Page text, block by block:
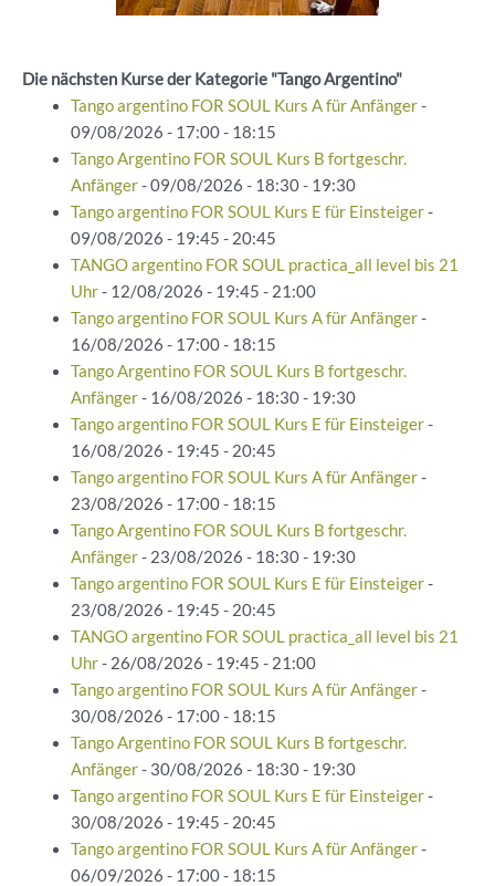
Die nächsten Kurse der Kategorie "Tango Argentino"
Tango argentino FOR SOUL Kurs A für Anfänger-
09/08/2026 - 17:00 - 18:15
Tango Argentino FOR SOUL Kurs B fortgeschr.
Anfänger- 09/08/2026 - 18:30 - 19:30
Tango argentino FOR SOUL Kurs E für Einsteiger-
09/08/2026 - 19:45 - 20:45
TANGO argentino FOR SOUL practica_all level bis 21
Uhr- 12/08/2026 - 19:45 - 21:00
Tango argentino FOR SOUL Kurs A für Anfänger-
16/08/2026 - 17:00 - 18:15
Tango Argentino FOR SOUL Kurs B fortgeschr.
Anfänger- 16/08/2026 - 18:30 - 19:30
Tango argentino FOR SOUL Kurs E für Einsteiger-
16/08/2026 - 19:45 - 20:45
Tango argentino FOR SOUL Kurs A für Anfänger-
23/08/2026 - 17:00 - 18:15
Tango Argentino FOR SOUL Kurs B fortgeschr.
Anfänger- 23/08/2026 - 18:30 - 19:30
Tango argentino FOR SOUL Kurs E für Einsteiger-
23/08/2026 - 19:45 - 20:45
TANGO argentino FOR SOUL practica_all level bis 21
Uhr- 26/08/2026 - 19:45 - 21:00
Tango argentino FOR SOUL Kurs A für Anfänger-
30/08/2026 - 17:00 - 18:15
Tango Argentino FOR SOUL Kurs B fortgeschr.
Anfänger- 30/08/2026 - 18:30 - 19:30
Tango argentino FOR SOUL Kurs E für Einsteiger-
30/08/2026 - 19:45 - 20:45
Tango argentino FOR SOUL Kurs A für Anfänger-
06/09/2026 - 17:00 - 18:15